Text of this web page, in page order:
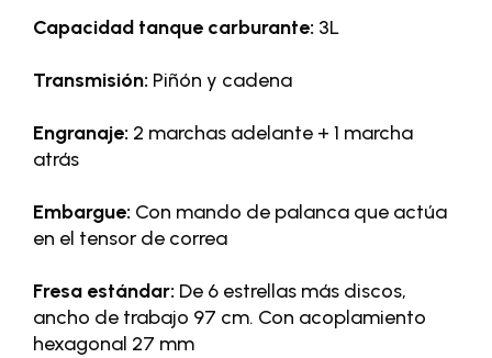
Capacidad tanque carburante: 3L
Transmisión: Piñón y cadena
Engranaje: 2 marchas adelante + 1 marcha
atrás
Embargue: Con mando de palanca que actúa
en el tensor de correa
Fresa estándar: De 6 estrellas más discos,
ancho de trabajo 97 cm. Con acoplamiento
hexagonal 27 mm